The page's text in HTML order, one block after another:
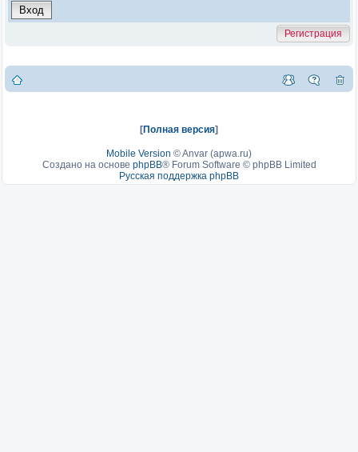
Регистрация
[Полная версия]
Mobile Version ©Anvar (apwa.ru)
Создано на основе phpBB® Forum Software © phpBB Limited
Русская поддержка phpBB